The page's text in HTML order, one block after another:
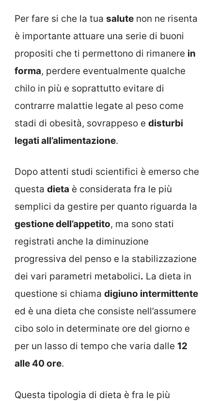
Per fare si che la tua salute non ne risenta
è importante attuare una serie di buoni
propositi che ti permettono di rimanere in
forma, perdere eventualmente qualche
chilo in più e soprattutto evitare di
contrarre malattie legate al peso come
stadi di obesità, sovrappeso e disturbi
legati all’alimentazione.
Dopo attenti studi scientifici è emerso che
questa dieta è considerata fra le più
semplici da gestire per quanto riguarda la
gestione dell’appetito, ma sono stati
registrati anche la diminuzione
progressiva del penso e la stabilizzazione
dei vari parametri metabolici. La dieta in
questione si chiama digiuno intermittente
ed è una dieta che consiste nell’assumere
cibo solo in determinate ore del giorno e
per un lasso di tempo che varia dalle 12
alle 40 ore.
Questa tipologia di dieta è fra le più